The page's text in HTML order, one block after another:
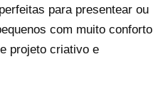
para presentear ou
com muito conforto
projeto criativo e